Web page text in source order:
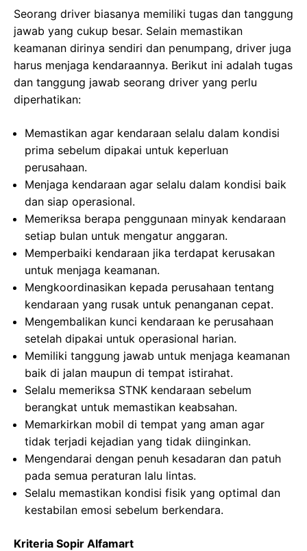
Seorang driver biasanya memiliki tugas dan tanggung
jawab yang cukup besar. Selain memastikan
keamanan dirinya sendiri dan penumpang, driver juga
harus menjaga kendaraannya. Berikut ini adalah tugas
dan tanggung jawab seorang driver yang perlu
diperhatikan:
Memastikan agar kendaraan selalu dalam kondisi
prima sebelum dipakai untuk keperluan
perusahaan.
Menjaga kendaraan agar selalu dalam kondisi baik
dan siap operasional.
Memeriksa berapa penggunaan minyak kendaraan
setiap bulan untuk mengatur anggaran.
Memperbaiki kendaraan jika terdapat kerusakan
untuk menjaga keamanan.
Mengkoordinasikan kepada perusahaan tentang
kendaraan yang rusak untuk penanganan cepat.
Mengembalikan kunci kendaraan ke perusahaan
setelah dipakai untuk operasional harian.
Memiliki tanggung jawab untuk menjaga keamanan
baik di jalan maupun di tempat istirahat.
Selalu memeriksa STNK kendaraan sebelum
berangkat untuk memastikan keabsahan.
Memarkirkan mobil di tempat yang aman agar
tidak terjadi kejadian yang tidak diinginkan.
Mengendarai dengan penuh kesadaran dan patuh
pada semua peraturan lalu lintas.
Selalu memastikan kondisi fisik yang optimal dan
kestabilan emosi sebelum berkendara.
Kriteria Sopir Alfamart